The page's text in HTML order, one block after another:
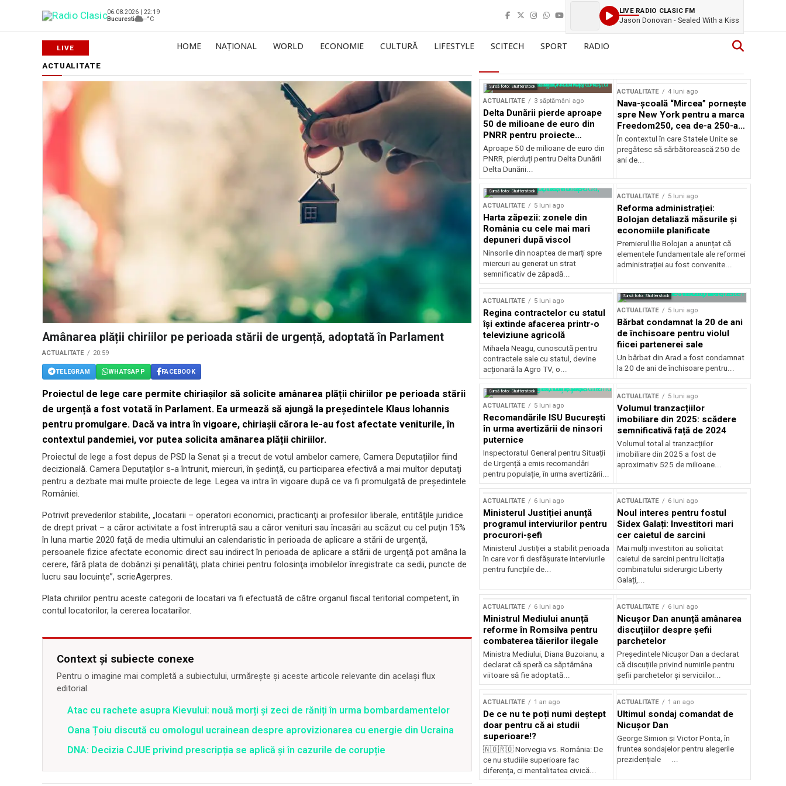
06.08.2026 | 22:19
Bucuresti
--°C
LIVE RADIO CLASIC FM
Jason Donovan - Sealed With a Kiss
HOME NAȚIONAL WORLD ECONOMIE CULTURĂ LIFESTYLE SCITECH SPORT RADIO
ACTUALITATE
Amânarea plății chiriilor pe perioada stării de urgență, adoptată în Parlament
ACTUALITATE 20:59
TELEGRAM WHATSAPP FACEBOOK
Proiectul de lege care permite chiriașilor să solicite amânarea plății chiriilor pe perioada stării
de urgență a fost votată în Parlament. Ea urmează să ajungă la președintele Klaus Iohannis
pentru promulgare. Dacă va intra în vigoare, chiriașii cărora le-au fost afectate veniturile, în
contextul pandemiei, vor putea solicita amânarea plății chiriilor.
Proiectul de lege a fost depus de PSD la Senat și a trecut de votul ambelor camere, Camera Deputațiilor fiind
decizională. Camera Deputaţilor s-a întrunit, miercuri, în şedinţă, cu participarea efectivă a mai multor deputaţi
pentru a dezbate mai multe proiecte de lege. Legea va intra în vigoare după ce va fi promulgată de președintele
României.
Potrivit prevederilor stabilite, „locatarii – operatori economici, practicanţi ai profesiilor liberale, entităţile juridice
de drept privat – a căror activitate a fost întreruptă sau a căror venituri sau încasări au scăzut cu cel puţin 15%
în luna martie 2020 faţă de media ultimului an calendaristic în perioada de aplicare a stării de urgenţă,
persoanele fizice afectate economic direct sau indirect în perioada de aplicare a stării de urgenţă pot amâna la
cerere, fără plata de dobânzi şi penalităţi, plata chiriei pentru folosinţa imobilelor înregistrate ca sedii, puncte de
lucru sau locuinţe”, scrieAgerpres.
Plata chiriilor pentru aceste categorii de locatari va fi efectuată de către organul fiscal teritorial competent, în
contul locatorilor, la cererea locatarilor.
Context și subiecte conexe
Pentru o imagine mai completă a subiectului, urmărește și aceste articole relevante din același flux
editorial.
Atac cu rachete asupra Kievului: nouă morți și zeci de răniți în urma bombardamentelor
Oana Țoiu discută cu omologul ucrainean despre aprovizionarea cu energie din Ucraina
DNA: Decizia CJUE privind prescripția se aplică și în cazurile de corupție
Sursă foto: Shutterstock
ACTUALITATE 3 săptămâni ago
Delta Dunării pierde aproape
50 de milioane de euro din
PNRR pentru proiecte
esențiale
Aproape 50 de milioane de euro din
PNRR, pierduți pentru Delta Dunării
Delta Dunării...
ACTUALITATE 4 luni ago
Nava-școală “Mircea” pornește
spre New York pentru a marca
Freedom250, cea de-a 250-a
aniversare a Statelor Unite
În contextul în care Statele Unite se
pregătesc să sărbătorească 250 de
ani de...
Sursă foto: Shutterstock
ACTUALITATE 5 luni ago
Harta zăpezii: zonele din
România cu cele mai mari
depuneri după viscol
Ninsorile din noaptea de marți spre
miercuri au generat un strat
semnificativ de zăpadă...
ACTUALITATE 5 luni ago
Reforma administrației:
Bolojan detaliază măsurile și
economiile planificate
Premierul Ilie Bolojan a anunțat că
elementele fundamentale ale reformei
administrației au fost convenite...
ACTUALITATE 5 luni ago
Regina contractelor cu statul
își extinde afacerea printr-o
televiziune agricolă
Mihaela Neagu, cunoscută pentru
contractele sale cu statul, devine
acționară la Agro TV, o...
Sursă foto: Shutterstock
ACTUALITATE 5 luni ago
Bărbat condamnat la 20 de ani
de închisoare pentru violul
fiicei partenerei sale
Un bărbat din Arad a fost condamnat
la 20 de ani de închisoare pentru...
Sursă foto: Shutterstock
ACTUALITATE 5 luni ago
Recomandările ISU București
în urma avertizării de ninsori
puternice
Inspectoratul General pentru Situații
de Urgență a emis recomandări
pentru populație, în urma avertizării...
ACTUALITATE 5 luni ago
Volumul tranzacțiilor
imobiliare din 2025: scădere
semnificativă față de 2024
Volumul total al tranzacțiilor
imobiliare din 2025 a fost de
aproximativ 525 de milioane...
ACTUALITATE 6 luni ago
Ministerul Justiției anunță
programul interviurilor pentru
procurori-șefi
Ministerul Justiției a stabilit perioada
în care vor fi desfășurate interviurile
pentru funcțiile de...
ACTUALITATE 6 luni ago
Noul interes pentru fostul
Sidex Galați: Investitori mari
cer caietul de sarcini
Mai mulți investitori au solicitat
caietul de sarcini pentru licitația
combinatului siderurgic Liberty
Galați,...
ACTUALITATE 6 luni ago
Ministrul Mediului anunță
reforme în Romsilva pentru
combaterea tăierilor ilegale
Ministra Mediului, Diana Buzoianu, a
declarat că speră ca săptămâna
viitoare să fie adoptată...
ACTUALITATE 6 luni ago
Nicușor Dan anunță amânarea
discuțiilor despre șefii
parchetelor
Președintele Nicușor Dan a declarat
că discuțiile privind numirile pentru
șefii parchetelor și serviciilor...
ACTUALITATE 1 an ago
De ce nu te poți numi deștept
doar pentru că ai studii
superioare!?
🇳🇴🇷🇴 Norvegia vs. România: De
ce nu studiile superioare fac
diferența, ci mentalitatea civică...
ACTUALITATE 1 an ago
Ultimul sondaj comandat de
Nicușor Dan
George Simion și Victor Ponta, în
fruntea sondajelor pentru alegerile
prezidențiale ...